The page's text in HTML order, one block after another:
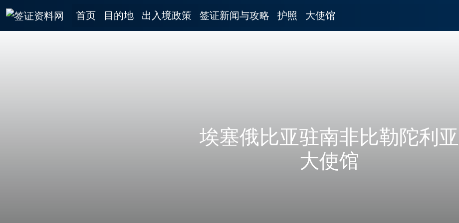
首页 目的地 出入境政策 签证新闻与攻略 护照 大使馆
埃塞俄比亚驻南非比勒陀利亚
大使馆